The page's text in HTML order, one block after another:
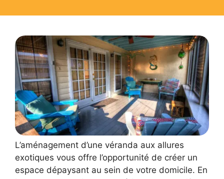
L’aménagement d’une véranda aux allures
exotiques vous offre l’opportunité de créer un
espace dépaysant au sein de votre domicile. En